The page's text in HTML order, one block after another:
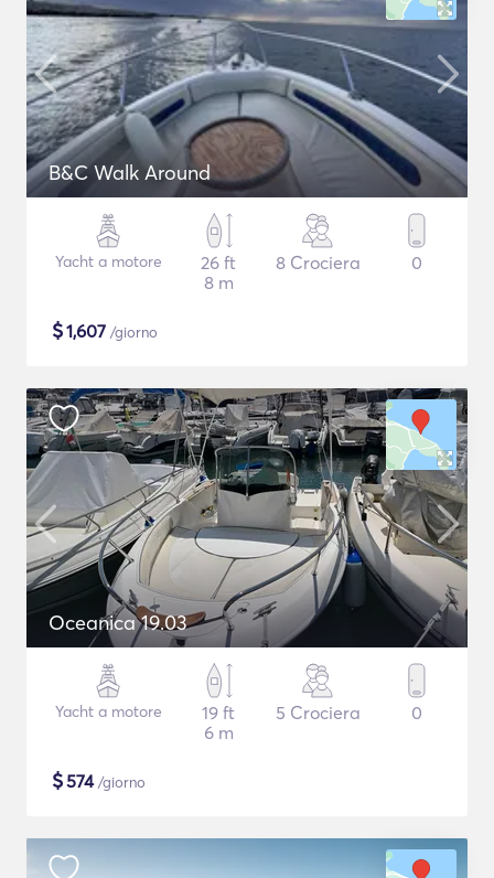
B&C Walk Around
Yacht a motore
26 ft
8 m
8 Crociera 0
$1,607 /giorno
Oceanica 19.03
Yacht a motore
19 ft
6 m
5 Crociera 0
$574/giorno